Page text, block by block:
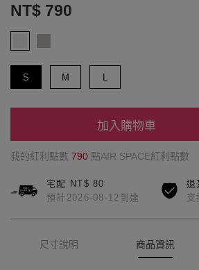
NT$ 790
S M L
加入購物車
我的紅利點數 790 點AIR SPACE紅利點數
宅配 NT$ 80
預計2026-08-12到達
退
支
尺寸說明 商品資訊